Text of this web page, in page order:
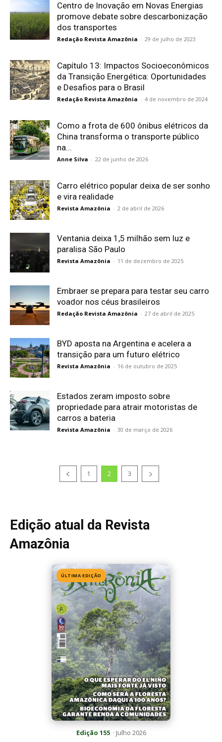
Centro de Inovação em Novas Energias
promove debate sobre descarbonização
dos transportes
Redação Revista Amazônia - 29 de julho de 2023
Capítulo 13: Impactos Socioeconômicos
da Transição Energética: Oportunidades
e Desafios para o Brasil
Redação Revista Amazônia - 4 de novembro de 2024
Como a frota de 600 ônibus elétricos da
China transforma o transporte público
na...
Anne Silva - 22 de junho de 2026
Carro elétrico popular deixa de ser sonho
e vira realidade
Revista Amazônia - 2 de abril de 2026
Ventania deixa 1,5 milhão sem luz e
paralisa São Paulo
Revista Amazônia - 11 de dezembro de 2025
Embraer se prepara para testar seu carro
voador nos céus brasileiros
Redação Revista Amazônia - 27 de abril de 2025
BYD aposta na Argentina e acelera a
transição para um futuro elétrico
Revista Amazônia - 16 de outubro de 2025
Estados zeram imposto sobre
propriedade para atrair motoristas de
carros a bateria
Revista Amazônia - 30 de março de 2026
1 2 3
Edição atual da Revista
Amazônia
ÚLTIMA EDIÇÃO
Edição 155· Julho 2026